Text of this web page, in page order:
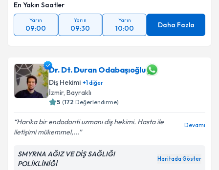
En Yakın Saatler
Yarın
09:00
Yarın
09:30
Yarın
10:00 Daha Fazla
Dr. Dt. Duran Odabaşıoğlu
Diş Hekimi +1diğer
İzmir, Bayraklı
5 (172 Değerlendirme)
Harika bir endodonti uzmanı diş hekimi. Hasta ile
iletişimi mükemmel,...
Devamı
SMYRNA AĞIZ VE DİŞ SAĞLIĞI
POLİKLİNİĞİ
Haritada Göster